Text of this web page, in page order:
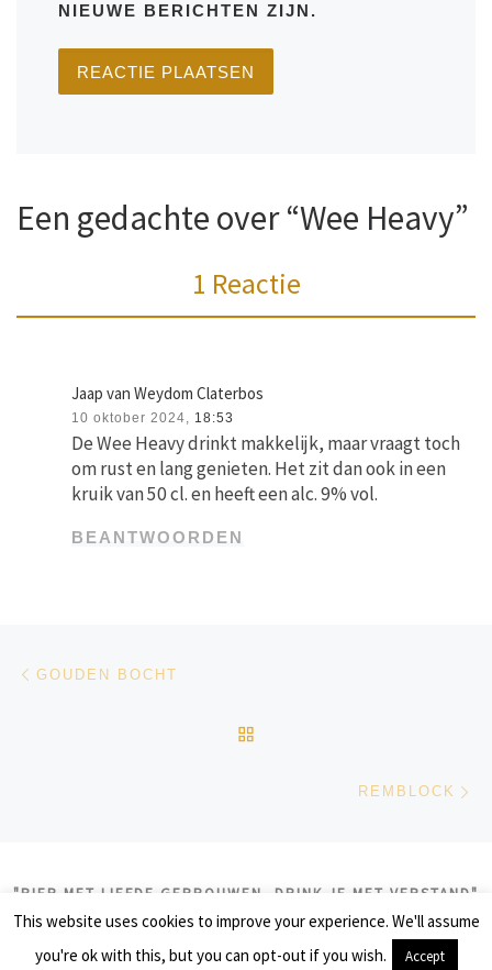
NIEUWE BERICHTEN ZIJN.
Een gedachte over “Wee Heavy”
1 Reactie
Jaap van Weydom Claterbos
10 oktober 2024, 18:53
De Wee Heavy drinkt makkelijk, maar vraagt toch
om rust en lang genieten. Het zit dan ook in een
kruik van 50 cl. en heeft een alc. 9% vol.
BEANTWOORDEN
Bericht navigatie
GOUDEN BOCHT
REMBLOCK
"BIER MET LIEFDE GEBROUWEN, DRINK JE MET VERSTAND"
© 2026biercolumns– Alle rechten voorbehouden
This website uses cookies to improve your experience. We'll assume
you're ok with this, but you can opt-out if you wish.
Accept